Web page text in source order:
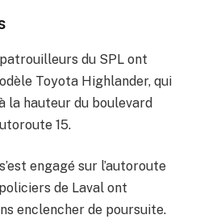
du SPL ont
Toyota Highlander, qui
la hauteur du boulevard
15.
engagé sur l’autoroute
de Laval ont
enclencher de poursuite.